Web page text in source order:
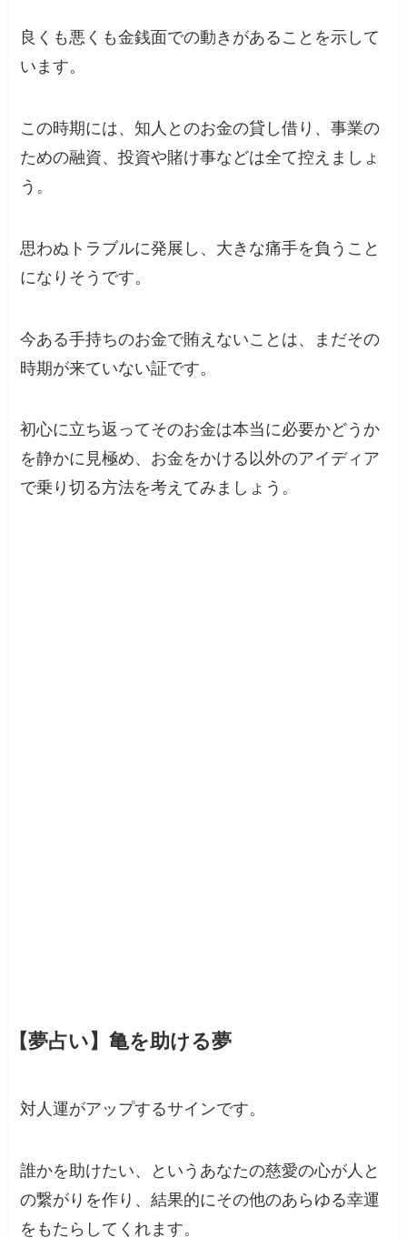
良くも悪くも金銭面での動きがあることを示して
います。
この時期には、知人とのお金の貸し借り、事業の
ための融資、投資や賭け事などは全て控えましょ
う。
思わぬトラブルに発展し、大きな痛手を負うこと
になりそうです。
今ある手持ちのお金で賄えないことは、まだその
時期が来ていない証です。
初心に立ち返ってそのお金は本当に必要かどうか
を静かに見極め、お金をかける以外のアイディア
で乗り切る方法を考えてみましょう。
【夢占い】亀を助ける夢
対人運がアップするサインです。
誰かを助けたい、というあなたの慈愛の心が人と
の繋がりを作り、結果的にその他のあらゆる幸運
をもたらしてくれます。